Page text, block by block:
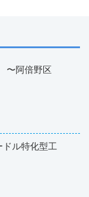
〜阿倍野区
ドル特化型工